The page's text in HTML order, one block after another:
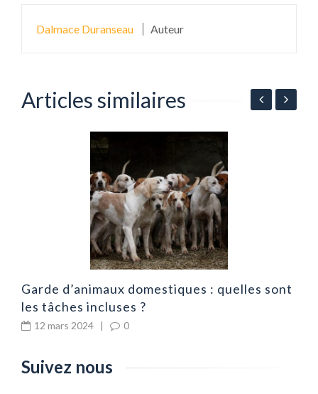
Dalmace Duranseau Auteur
Articles similaires
Garde d’animaux domestiques : quelles sont
les tâches incluses ?
12 mars 2024 | 0
Suivez nous